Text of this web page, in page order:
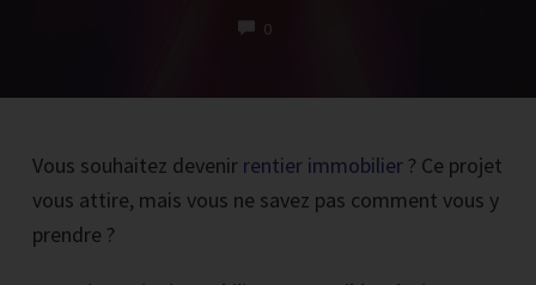
0COMMENTS
Vous souhaitez devenir rentier immobilier ? Ce projet
vous attire, mais vous ne savez pas comment vous y
prendre ?
RECEVOIR LA PREMIERE VIDEO PAR EMAIL
Inscrire votre email et cliquez sur le bouton noir maintenant